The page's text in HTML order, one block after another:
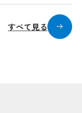
すべて見る